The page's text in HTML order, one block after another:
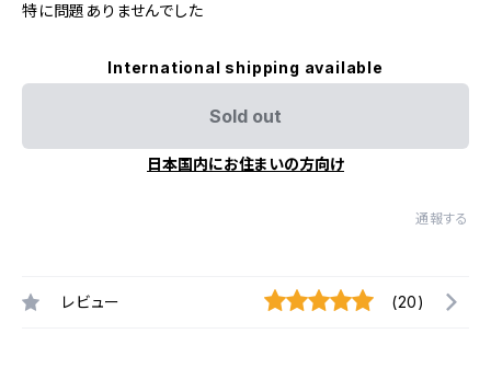
特に問題ありませんでした
International shipping available
Sold out
日本国内にお住まいの方向け
通報する
レビュー (20)